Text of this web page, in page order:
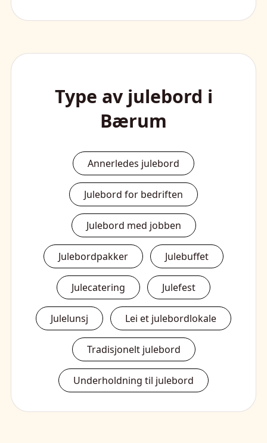
Type av julebord i
Bærum
Annerledes julebord
Julebord for bedriften
Julebord med jobben
Julebordpakker Julebuffet
Julecatering Julefest
Julelunsj Lei et julebordlokale
Tradisjonelt julebord
Underholdning til julebord